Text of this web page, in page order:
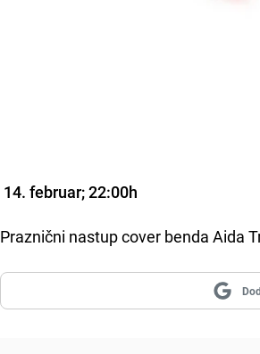
14. februar; 22:00h
Praznični nastup cover benda Aida